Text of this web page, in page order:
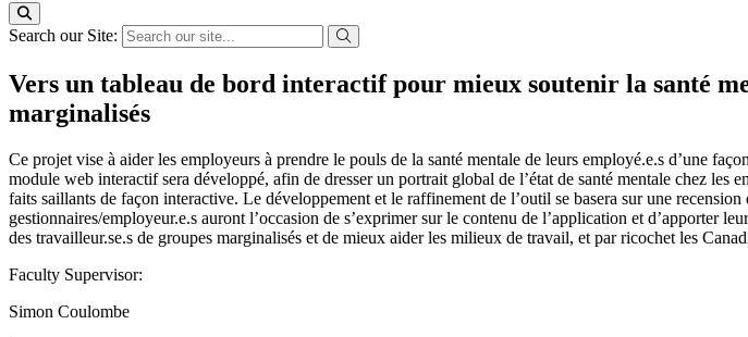
Search our Site:
Vers un tableau de bord interactif pour mieux soutenir la santé
marginalisés
Ce projet vise à aider les employeurs à prendre le pouls de la santé mentale de leurs employé.e.s d’une
module web interactif sera développé, afin de dresser un portrait global de l’état de santé mentale chez les
faits saillants de façon interactive. Le développement et le raffinement de l’outil se basera sur une
gestionnaires/employeur.e.s auront l’occasion de s’exprimer sur le contenu de l’application et d’apporter
des travailleur.se.s de groupes marginalisés et de mieux aider les milieux de travail, et par ricochet les
Faculty Supervisor:
Simon Coulombe